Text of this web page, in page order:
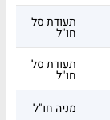
תעודת סל
חו"ל
תעודת סל
חו"ל
מניה חו"ל